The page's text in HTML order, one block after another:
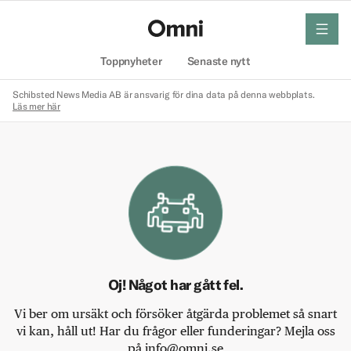
Toppnyheter Senaste nytt
meny
Schibsted News Media AB är ansvarig för dina data på denna webbplats.
Läs mer här
Oj! Något har gått fel.
Vi ber om ursäkt och försöker åtgärda problemet så snart
vi kan, håll ut! Har du frågor eller funderingar? Mejla oss